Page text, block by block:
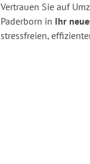
Vertrauen Sie auf
Paderborn in Ihr
stressfreien,